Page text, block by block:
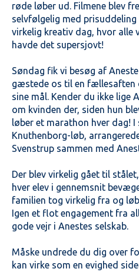
røde løber ud. Filmene blev
selvfølgelig med
virkelig kreativ dag, hvor alle
havde det supersjovt!
Søndag fik vi besøg af
gæstede os til en
sine mål. Kender du ikke lige
om kvinden der, siden hun
løber et marathon hver dag!
Knuthenborg-løb,
Svenstrup sammen med
Der blev virkelig gået til
hver elev i gennemsnit
familien tog virkelig fra og
Igen et flot engagement fra
gode vejr i Anestes selskab.
Måske undrede du dig over
kan virke som en evighed